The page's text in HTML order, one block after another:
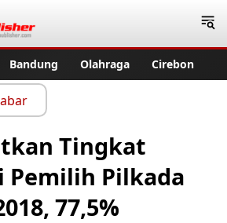
Bandung Olahraga Cirebon
Tingkat
Pemilih Pilkada
77,5%